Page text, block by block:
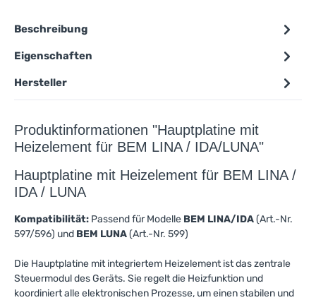
Beschreibung
Eigenschaften
Hersteller
Produktinformationen "Hauptplatine mit
Heizelement für BEM LINA / IDA/LUNA"
Hauptplatine mit Heizelement für BEM LINA /
IDA / LUNA
Kompatibilität: Passend für Modelle BEM LINA/IDA(Art.-Nr.
597/596) und BEM LUNA(Art.-Nr. 599)
Die Hauptplatine mit integriertem Heizelement ist das zentrale
Steuermodul des Geräts. Sie regelt die Heizfunktion und
koordiniert alle elektronischen Prozesse, um einen stabilen und